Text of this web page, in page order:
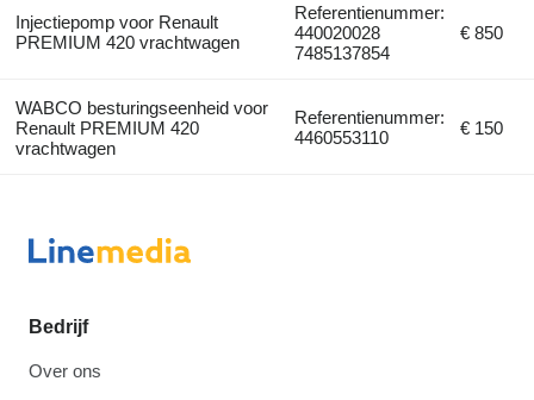
Injectiepomp voor Renault
PREMIUM 420 vrachtwagen
Referentienummer:
440020028
7485137854
€ 850
WABCO besturingseenheid voor
Renault PREMIUM 420
vrachtwagen
Referentienummer:
4460553110
€ 150
Bedrijf
Over ons